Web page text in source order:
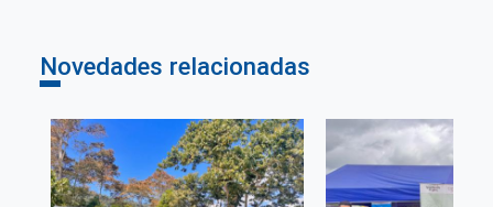
Novedades relacionadas